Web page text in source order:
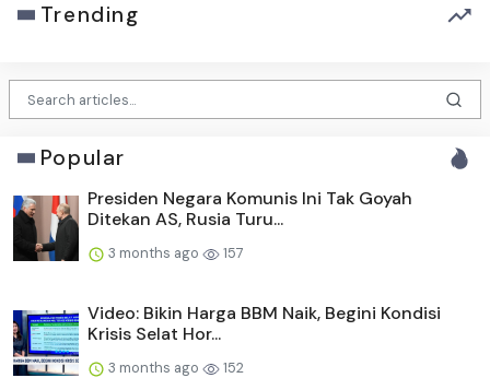
Trending
Popular
Presiden Negara Komunis Ini Tak Goyah
Ditekan AS, Rusia Turu...
3 months ago 157
Video: Bikin Harga BBM Naik, Begini Kondisi
Krisis Selat Hor...
3 months ago 152